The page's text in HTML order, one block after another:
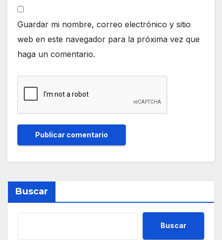
Guardar mi nombre, correo electrónico y sitio
web en este navegador para la próxima vez que
haga un comentario.
Buscar
Buscar